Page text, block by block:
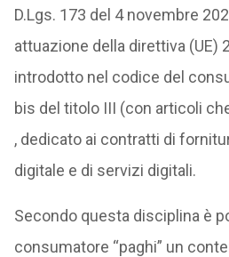
D.Lgs. 173 del 4 novembre
attuazione della direttiva (UE)
introdotto nel codice del
bis del titolo III (con articoli
, dedicato ai contratti di
digitale e di servizi digitali.
Secondo questa disciplina è
consumatore “paghi” un